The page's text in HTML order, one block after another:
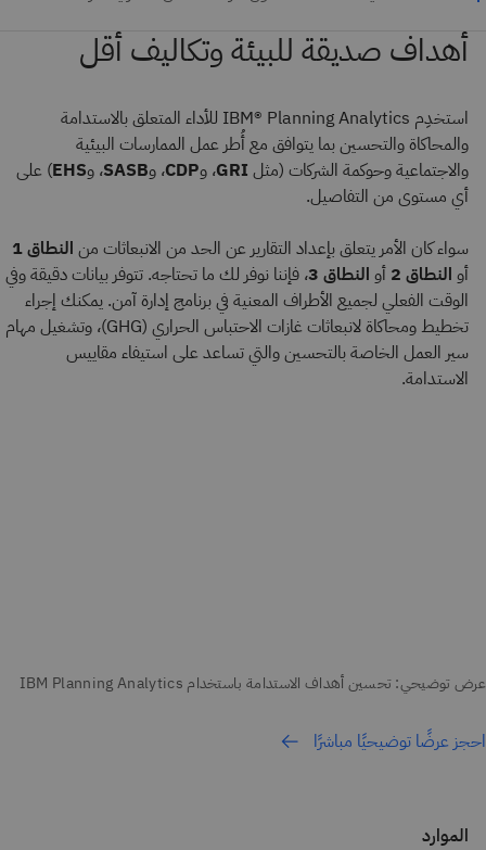
أهداف صديقة للبيئة وتكاليف أقل
استخدِم IBM® Planning Analytics للأداء المتعلق بالاستدامة
والمحاكاة والتحسين بما يتوافق مع أُطر عمل الممارسات البيئية
والاجتماعية وحوكمة الشركات (مثل GRI، وCDP، وSASB، وEHS) على
أي مستوى من التفاصيل.
سواء كان الأمر يتعلق بإعداد التقارير عن الحد من الانبعاثات من النطاق 1
أو النطاق 2 أو النطاق 3 ، فإننا نوفر لك ما تحتاجه. تتوفر بيانات دقيقة وفي
الوقت الفعلي لجميع الأطراف المعنية في برنامج إدارة آمن. يمكنك إجراء
تخطيط ومحاكاة لانبعاثات غازات الاحتباس الحراري (GHG)، وتشغيل مهام
سير العمل الخاصة بالتحسين والتي تساعد على استيفاء مقاييس
الاستدامة.
احجز عرضًا توضيحيًا مباشرًا
الموارد